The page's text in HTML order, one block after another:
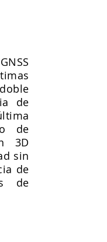
de
de
3D
sin
de
de